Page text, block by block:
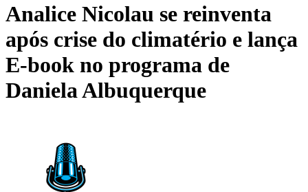
Analice Nicolau se reinventa
após crise do climatério e lança
E-book no programa de
Daniela Albuquerque